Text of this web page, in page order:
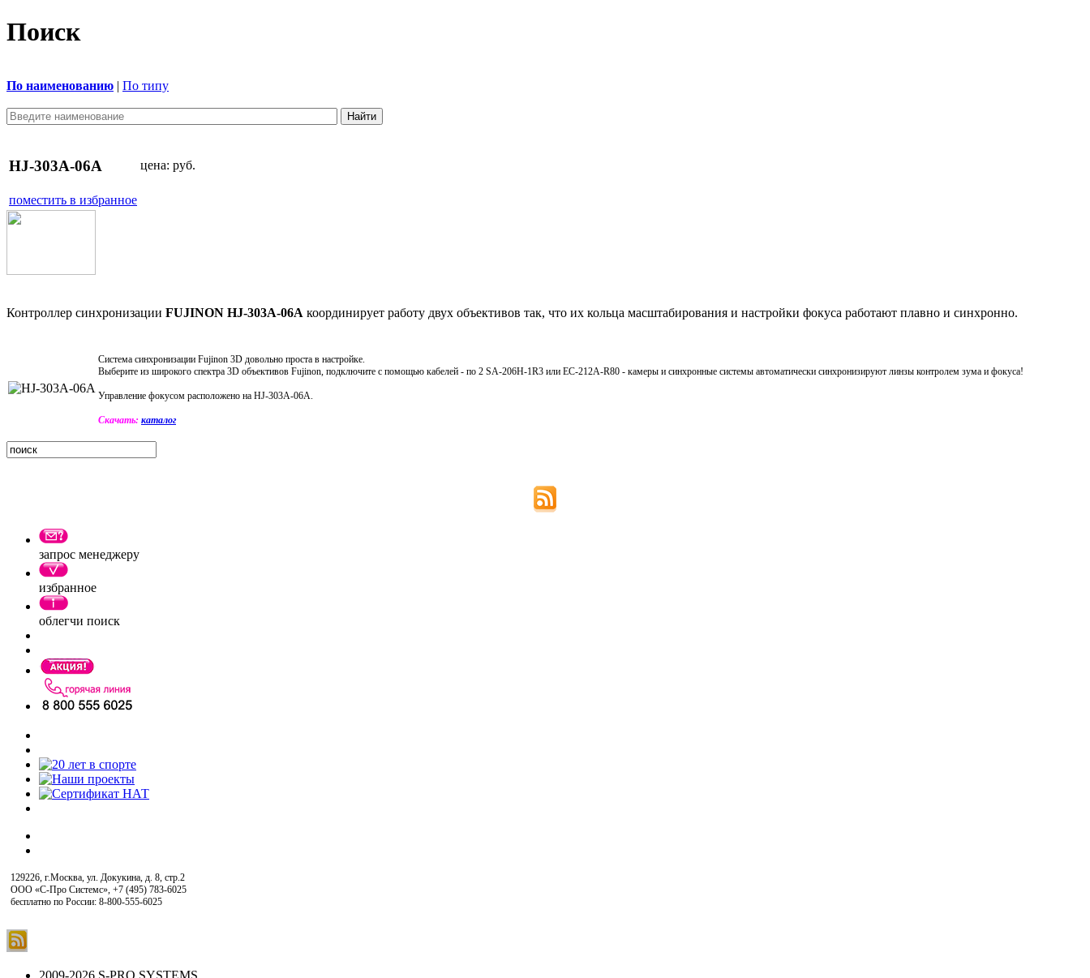
Поиск
По наименованию По типу
HJ-303A-06A цена: руб.
поместить в избранное
Контроллер синхронизации FUJINON HJ-303A-06A координирует работу двух объективов так, что их кольца масштабирования и настройки фокуса работают плавно и синхронно.
Система синхронизации Fujinon 3D довольно проста в настройке.
Выберите из широкого спектра 3D объективов Fujinon, подключите с помощью кабелей - по 2 SA-206H-1R3 или EC-212A-R80 - камеры и синхронные системы автоматически синхронизируют линзы контролем зума и фокуса!
Управление фокусом расположено на HJ-303A-06A.
Скачать: каталог
запрос менеджеру
избранное
облегчи поиск
129226, г.Москва, ул. Докукина, д. 8, стр.2
ООО «С-Про Системс», +7 (495) 783-6025
бесплатно по России: 8-800-555-6025